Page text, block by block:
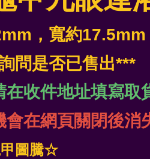
，寬約17.5mm
問是否已售出***
收件地址填寫取
在網頁關閉後消
圖騰☆